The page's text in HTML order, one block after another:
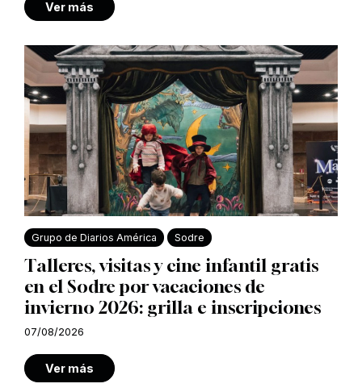
Ver más
Grupo de Diarios América Sodre
Talleres, visitas y cine infantil gratis
en el Sodre por vacaciones de
invierno 2026: grilla e inscripciones
07/08/2026
Ver más